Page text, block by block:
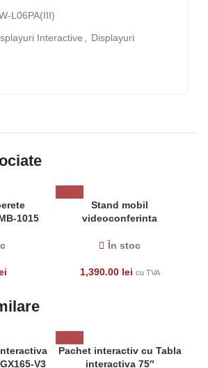
L06PA(III)
Interactive , Displayuri
1015
60kg,
Stand mobil
videoconferinta
55”-100”, max.120 kg,
inclus, negru
În stoc
1,390.00 lei cu TVA
V3
Pachet interactiv cu Tabla
interactiva 75″